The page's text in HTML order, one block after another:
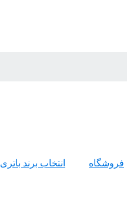
فروشگاه انتخاب برند باتری